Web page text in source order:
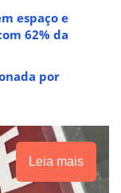
espaço e
62% da
por
Leia mais